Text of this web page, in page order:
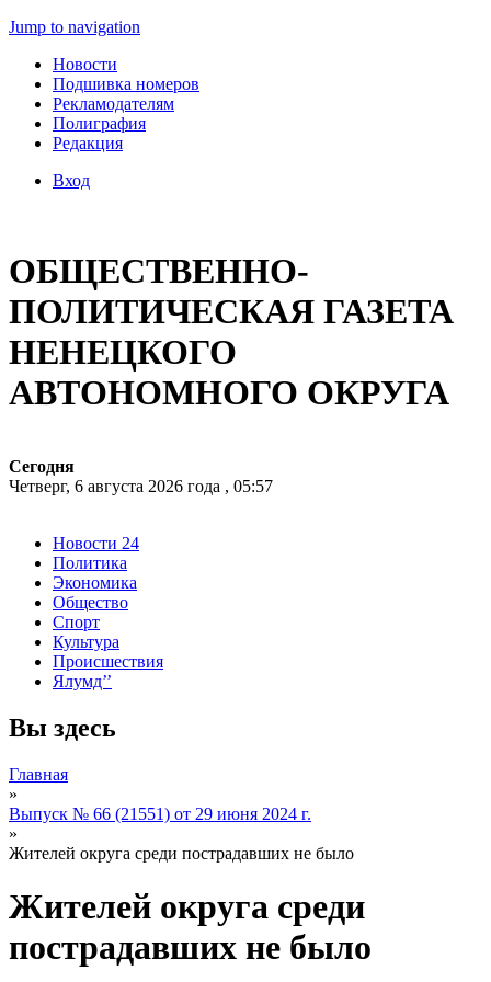
Jump to navigation
Новости
Подшивка номеров
Рекламодателям
Полиграфия
Редакция
Вход
ОБЩЕСТВЕННО-
ПОЛИТИЧЕСКАЯ ГАЗЕТА
НЕНЕЦКОГО
АВТОНОМНОГО ОКРУГА
Сегодня
Четверг, 6 августа 2026 года , 05:57
Новости 24
Политика
Экономика
Общество
Спорт
Культура
Происшествия
Ялумд’’
Вы здесь
Главная
»
Выпуск № 66 (21551) от 29 июня 2024 г.
»
Жителей округа среди пострадавших не было
Жителей округа среди
пострадавших не было